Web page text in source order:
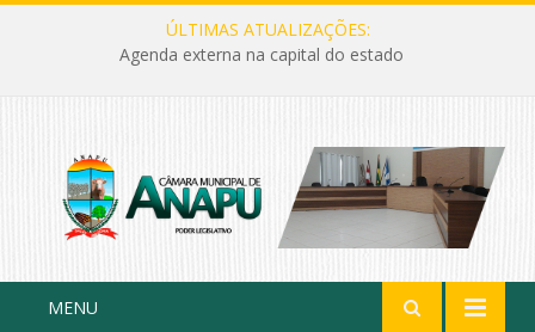
ÚLTIMAS ATUALIZAÇÕES:
Agenda externa na capital do estado
MENU